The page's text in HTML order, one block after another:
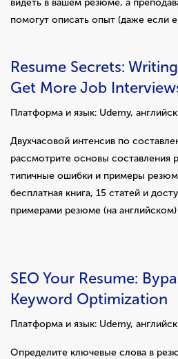
помогут описать опыт (даже если
Resume Secrets:
Get More Job
Платформа и язык: Udemy,
Двухчасовой интенсив по
рассмотрите основы составления
типичные ошибки и примеры
бесплатная книга, 15 статей и
примерами резюме (на
SEO Your Resume:
Keyword Optimization
Платформа и язык: Udemy,
Определите ключевые слова в